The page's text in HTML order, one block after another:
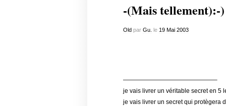
-(Mais tellement):-)
Oldpar Gu. le 19 Mai 2003
———————————————–
je vais livrer un véritable secret en 5
je vais livrer un secret qui protègera